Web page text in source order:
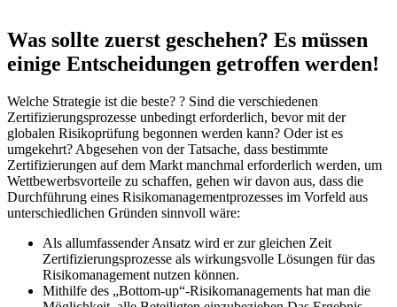
Was sollte zuerst geschehen? Es müssen
einige Entscheidungen getroffen werden!
Welche Strategie ist die beste? ? Sind die verschiedenen
Zertifizierungsprozesse unbedingt erforderlich, bevor mit der
globalen Risikoprüfung begonnen werden kann? Oder ist es
umgekehrt? Abgesehen von der Tatsache, dass bestimmte
Zertifizierungen auf dem Markt manchmal erforderlich werden, um
Wettbewerbsvorteile zu schaffen, gehen wir davon aus, dass die
Durchführung eines Risikomanagementprozesses im Vorfeld aus
unterschiedlichen Gründen sinnvoll wäre:
Als allumfassender Ansatz wird er zur gleichen Zeit
Zertifizierungsprozesse als wirkungsvolle Lösungen für das
Risikomanagement nutzen können.
Mithilfe des „Bottom-up“-Risikomanagements hat man die